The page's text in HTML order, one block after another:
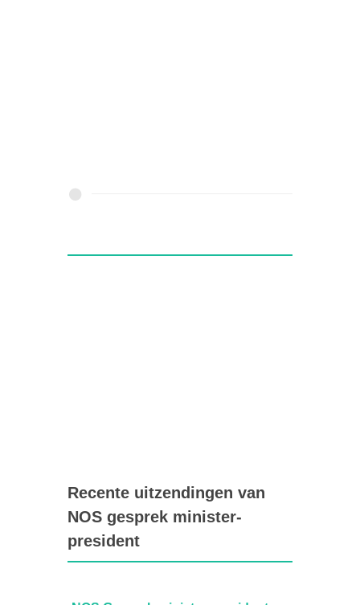
Recente uitzendingen van
NOS gesprek minister-
president